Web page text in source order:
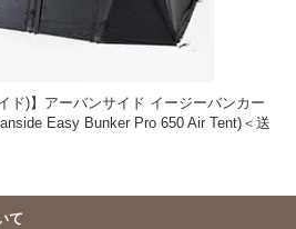
ド)】アーバンサイド イージーバンカー
Easy Bunker Pro 650 Air Tent)＜送
て